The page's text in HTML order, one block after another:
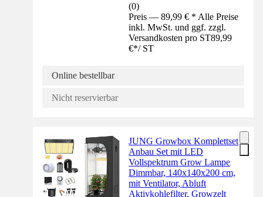
(0)
Preis — 89,99 € * Alle Preise
inkl. MwSt. und ggf. zzgl.
Versandkosten pro ST89,99
€*/ ST
Online bestellbar
Nicht reservierbar
JUNG Growbox Komplettset
Anbau Set mit LED
Vollspektrum Grow Lampe
Dimmbar, 140x140x200 cm,
mit Ventilator, Abluft
Aktivkohlefilter, Growzelt